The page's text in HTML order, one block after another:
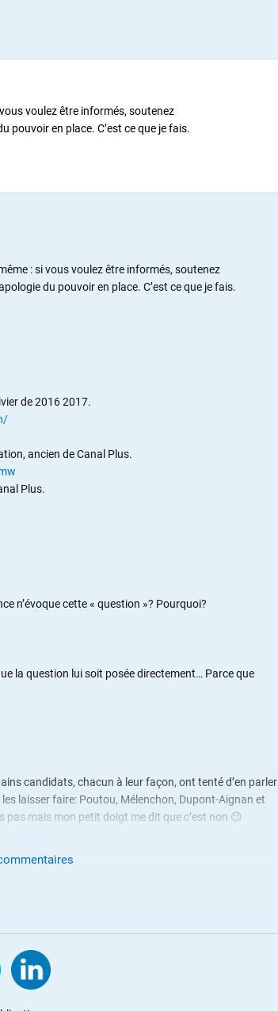
voulez être informés, soutenez
pouvoir en place. C’est ce que je fais.
: si vous voulez être informés, soutenez
du pouvoir en place. C’est ce que je fais.
de 2016 2017.
ancien de Canal Plus.
Plus.
n’évoque cette « question »? Pourquoi?
la question lui soit posée directement… Parce que
candidats, chacun à leur façon, ont tenté d’en parler
laisser faire: Poutou, Mélenchon, Dupont-Aignan et
mais mon petit doigt me dit que c’est non 😉
que Macron soit certifié d’y être!